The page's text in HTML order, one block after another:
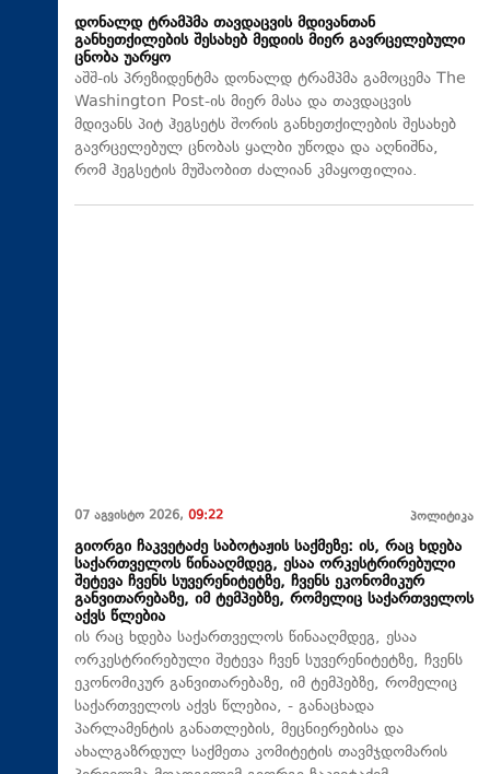
დონალდ ტრამპმა თავდაცვის მდივანთან
განხეთქილების შესახებ მედიის მიერ გავრცელებული
ცნობა უარყო
აშშ-ის პრეზიდენტმა დონალდ ტრამპმა გამოცემა The
Washington Post-ის მიერ მასა და თავდაცვის
მდივანს პიტ ჰეგსეტს შორის განხეთქილების შესახებ
გავრცელებულ ცნობას ყალბი უწოდა და აღნიშნა,
რომ ჰეგსეტის მუშაობით ძალიან კმაყოფილია.
07 აგვისტო 2026, 09:22 პოლიტიკა
გიორგი ჩაკვეტაძე საბოტაჟის საქმეზე: ის, რაც ხდება
საქართველოს წინააღმდეგ, ესაა ორკესტრირებული
შეტევა ჩვენს სუვერენიტეტზე, ჩვენს ეკონომიკურ
განვითარებაზე, იმ ტემპებზე, რომელიც საქართველოს
აქვს წლებია
ის რაც ხდება საქართველოს წინააღმდეგ, ესაა
ორკესტრირებული შეტევა ჩვენ სუვერენიტეტზე, ჩვენს
ეკონომიკურ განვითარებაზე, იმ ტემპებზე, რომელიც
საქართველოს აქვს წლებია, - განაცხადა
პარლამენტის განათლების, მეცნიერებისა და
ახალგაზრდულ საქმეთა კომიტეტის თავმჯდომარის